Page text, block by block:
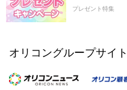
プレゼント特集
オリコングループサイト